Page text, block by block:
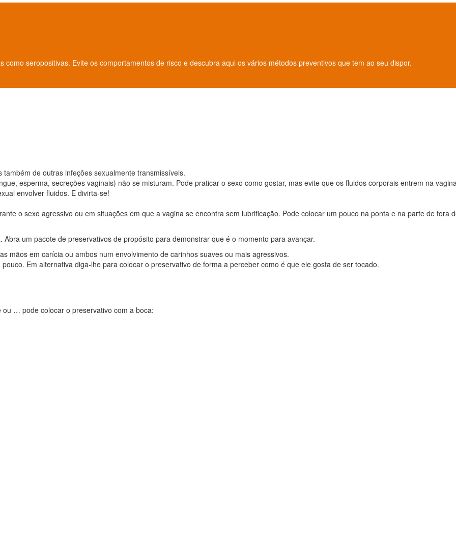
seropositivas. Evite os comportamentos de risco e descubra aqui os vários métodos preventivos que tem ao seu dispor.
de outras infeções sexualmente transmissíveis.
esperma, secreções vaginais) não se misturam. Pode praticar o sexo como gostar, mas evite que os fluidos corporais entrem na
envolver fluidos. E divirta-se!
o sexo agressivo ou em situações em que a vagina se encontra sem lubrificação. Pode colocar um pouco na ponta e na parte de fora
um pacote de preservativos de propósito para demonstrar que é o momento para avançar.
mãos em carícia ou ambos num envolvimento de carinhos suaves ou mais agressivos.
Em alternativa diga-lhe para colocar o preservativo de forma a perceber como é que ele gosta de ser tocado.
… pode colocar o preservativo com a boca: